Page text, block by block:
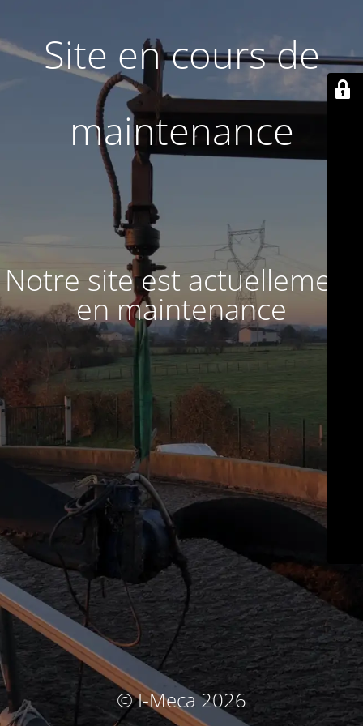
Site en cours de
maintenance
Notre site est actuellement
en maintenance
© I-Meca 2026